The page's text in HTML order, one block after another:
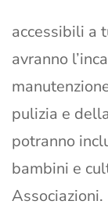
accessibili a
avranno
pulizia e
potranno
bambini e
Associazioni.